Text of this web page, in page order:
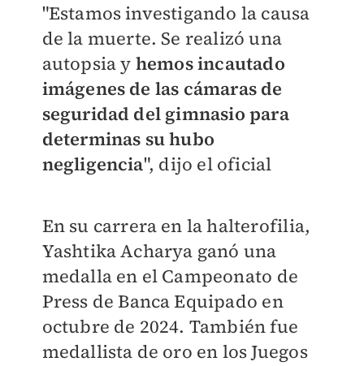
"Estamos investigando la causa
de la muerte. Se realizó una
autopsia y hemos incautado
imágenes de las cámaras de
seguridad del gimnasio para
determinas su hubo
negligencia", dijo el oficial
En su carrera en la halterofilia,
Yashtika Acharya ganó una
medalla en el Campeonato de
Press de Banca Equipado en
octubre de 2024. También fue
medallista de oro en los Juegos